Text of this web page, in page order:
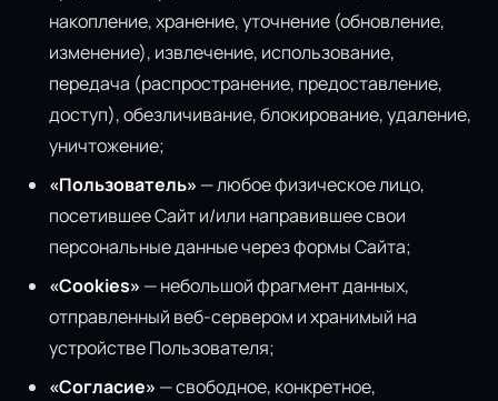
накопление, хранение, уточнение (обновление,
изменение), извлечение, использование,
передача (распространение, предоставление,
доступ), обезличивание, блокирование, удаление,
уничтожение;
«Пользователь» — любое физическое лицо,
посетившее Сайт и/или направившее свои
персональные данные через формы Сайта;
«Cookies» — небольшой фрагмент данных,
отправленный веб-сервером и хранимый на
устройстве Пользователя;
«Согласие» — свободное, конкретное,